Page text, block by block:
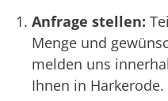
Anfrage stellen:
Menge und
melden uns
Ihnen in Harkerode.